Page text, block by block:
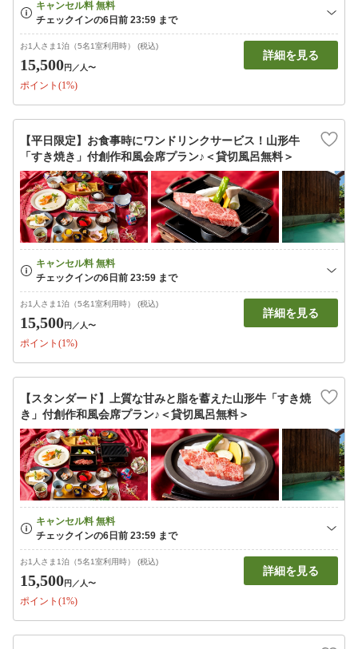
お1人さま1泊（5名1室利用時） (税込)
15,500円 ／人〜
ポイント(1%)
詳細を見る
【平日限定】お食事時にワンドリンクサービス！山形牛
「すき焼き」付創作和風会席プラン♪＜貸切風呂無料＞
お1人さま1泊（5名1室利用時） (税込)
15,500円 ／人〜
ポイント(1%)
詳細を見る
【スタンダード】上質な甘みと脂を蓄えた山形牛「すき焼
き」付創作和風会席プラン♪＜貸切風呂無料＞
お1人さま1泊（5名1室利用時） (税込)
15,500円 ／人〜
ポイント(1%)
詳細を見る